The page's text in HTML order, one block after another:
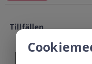
Tillfällen
Ort: